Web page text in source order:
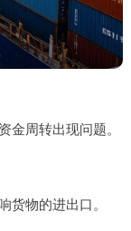
金周转出现问题。
货物的进出口。